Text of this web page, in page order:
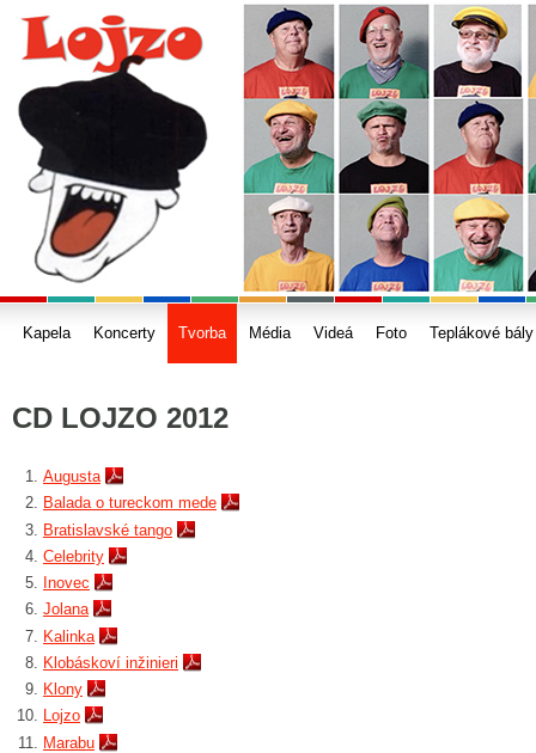
Kapela Koncerty Tvorba Média Videá Foto Teplákové bály
CD LOJZO 2012
Augusta
Balada o tureckom mede
Bratislavské tango
Celebrity
Inovec
Jolana
Kalinka
Klobáskoví inžinieri
Klony
Lojzo
Marabu